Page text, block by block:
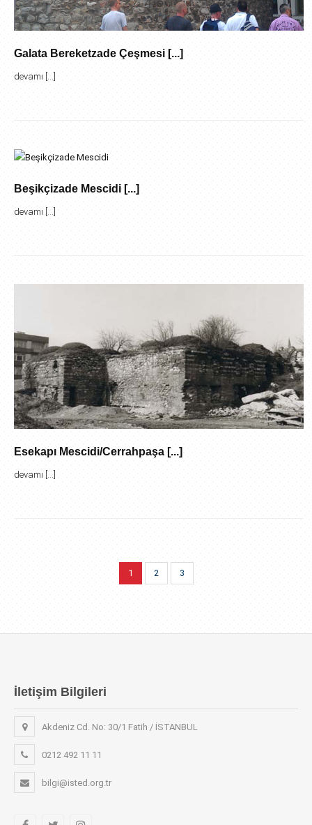
Galata Bereketzade Çeşmesi [...]
devamı [...]
Beşikçizade Mescidi [...]
devamı [...]
Esekapı Mescidi/Cerrahpaşa [...]
devamı [...]
1 2 3
İletişim Bilgileri
Akdeniz Cd. No: 30/1 Fatih / İSTANBUL
0212 492 11 11
bilgi@isted.org.tr